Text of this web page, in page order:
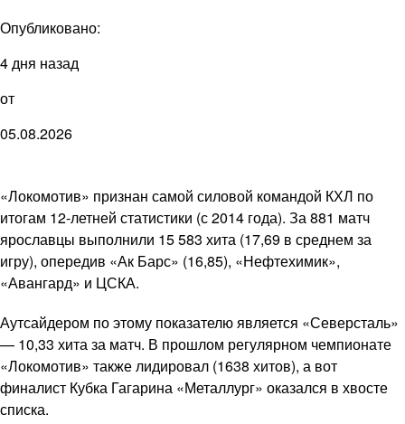
Опубликовано:
4 дня назад
от
05.08.2026
«Локомотив» признан самой силовой командой КХЛ по
итогам 12-летней статистики (с 2014 года). За 881 матч
ярославцы выполнили 15 583 хита (17,69 в среднем за
игру), опередив «Ак Барс» (16,85), «Нефтехимик»,
«Авангард» и ЦСКА.
Аутсайдером по этому показателю является «Северсталь»
— 10,33 хита за матч. В прошлом регулярном чемпионате
«Локомотив» также лидировал (1638 хитов), а вот
финалист Кубка Гагарина «Металлург» оказался в хвосте
списка.